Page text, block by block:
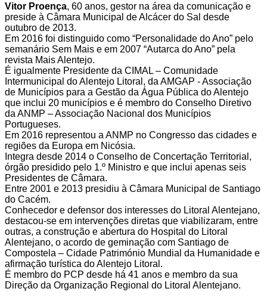
Vitor Proença, 60 anos, gestor na área da comunicação e
preside à Câmara Municipal de Alcácer do Sal desde
outubro de 2013.
Em 2016 foi distinguido como “Personalidade do Ano” pelo
semanário Sem Mais e em 2007 “Autarca do Ano” pela
revista Mais Alentejo.
É igualmente Presidente da CIMAL – Comunidade
Intermunicipal do Alentejo Litoral, da AMGAP - Associação
de Municípios para a Gestão da Água Pública do Alentejo
que inclui 20 municípios e é membro do Conselho Diretivo
da ANMP – Associação Nacional dos Municípios
Portugueses.
Em 2016 representou a ANMP no Congresso das cidades e
regiões da Europa em Nicósia.
Integra desde 2014 o Conselho de Concertação Territorial,
órgão presidido pelo 1.º Ministro e que inclui apenas seis
Presidentes de Câmara.
Entre 2001 e 2013 presidiu à Câmara Municipal de Santiago
do Cacém.
Conhecedor e defensor dos interesses do Litoral Alentejano,
destacou-se em intervenções diretas que viabilizaram, entre
outras, a construção e abertura do Hospital do Litoral
Alentejano, o acordo de geminação com Santiago de
Compostela – Cidade Património Mundial da Humanidade e
afirmação turística do Alentejo Litoral.
É membro do PCP desde há 41 anos e membro da sua
Direção da Organização Regional do Litoral Alentejano.